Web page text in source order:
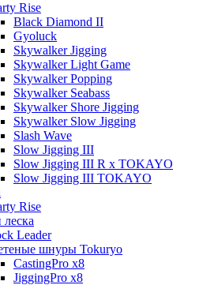
Rise
Black Diamond II
Gyoluck
Skywalker Jigging
Skywalker Light Game
Skywalker Popping
Skywalker Seabass
Skywalker Shore Jigging
Skywalker Slow Jigging
Slash Wave
Slow Jigging III
Slow Jigging III R x TOKAYO
Slow Jigging III TOKAYO
Rise
Leader
шнуры Tokuryo
CastingPro x8
JiggingPro x8